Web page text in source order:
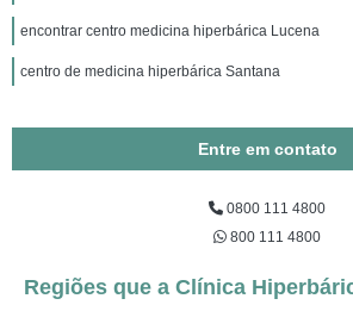
encontrar centro medicina hiperbárica Lucena
centro de medicina hiperbárica Santana
Entre em contato
0800 111 4800
800 111 4800
Regiões que a Clínica